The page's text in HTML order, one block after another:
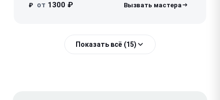
₽ от 1300 ₽
Показать всё (15)